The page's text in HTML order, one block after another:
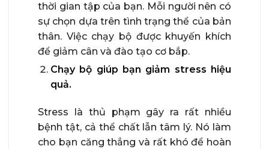
thời gian tập của bạn. Mỗi người nên có
sự chọn dựa trên tình trạng thể của bản
thân. Việc chạy bộ được khuyến khích
để giảm cân và đào tạo cơ bắp.
Chạy bộ giúp bạn giảm stress hiệu
quả.
Stress là thủ phạm gây ra rất nhiều
bệnh tật, cả thể chất lẫn tâm lý. Nó làm
cho bạn căng thẳng và rất khó để hoàn